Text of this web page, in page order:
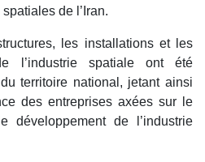
de l’Iran.
les installations et les
l’industrie spatiale ont été
territoire national, jetant ainsi
des entreprises axées sur le
développement de l’industrie